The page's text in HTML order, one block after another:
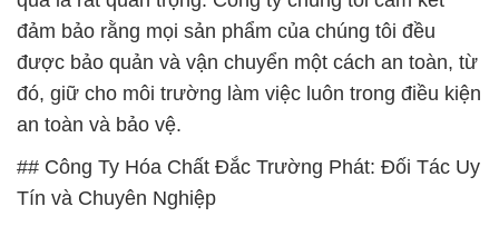
đảm bảo rằng mọi sản phẩm của chúng tôi đều
được bảo quản và vận chuyển một cách an toàn, từ
đó, giữ cho môi trường làm việc luôn trong điều kiện
an toàn và bảo vệ.
## Công Ty Hóa Chất Đắc Trường Phát: Đối Tác Uy
Tín và Chuyên Nghiệp